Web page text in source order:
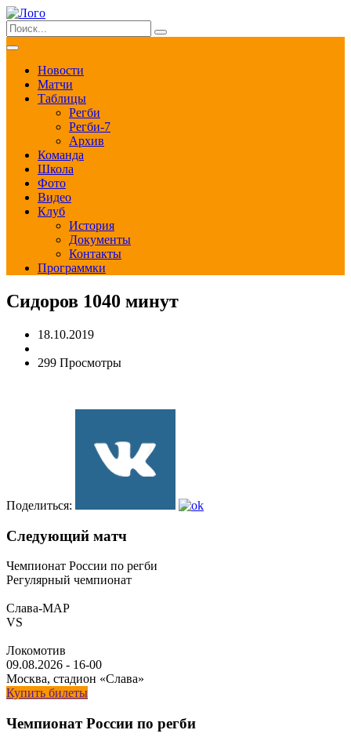
Новости
Матчи
Таблицы
Регби
Регби-7
Архив
Команда
Школа
Фото
Видео
Клуб
История
Документы
Контакты
Программки
Сидоров 1040 минут
18.10.2019
299 Просмотры
Поделиться:
Следующий матч
Чемпионат России по регби
Регулярный чемпионат
Слава-МАР
VS
Локомотив
09.08.2026 - 16-00
Москва, стадион «Слава»
Купить билеты
Чемпионат России по регби